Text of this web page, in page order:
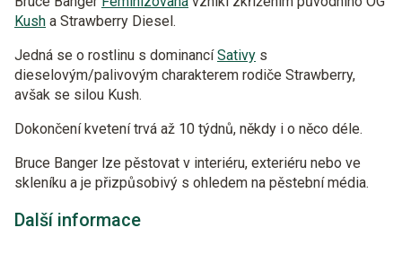
Kush a Strawberry Diesel.
Jedná se o rostlinu s dominancíSativy s
dieselovým/palivovým charakterem rodiče Strawberry,
avšak se silou Kush.
Dokončení kvetení trvá až 10 týdnů, někdy i o něco déle.
Bruce Banger lze pěstovat v interiéru, exteriéru nebo ve
skleníku a je přizpůsobivý s ohledem na pěstební média.
Další informace